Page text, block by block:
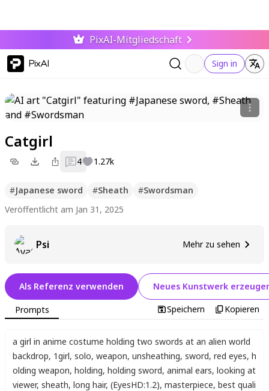
PixAI-Mitgliedschaft
PixAI Sign in
Catgirl
4 1.27k
#Japanese sword #Sheath #Swordsman
Veröffentlicht am Jan 31, 2025
Psi Mehr zu sehen
Als Referenz verwenden Neues Kunstwerk
Prompts Speichern Kopieren
a girl in anime costume holding two swords at an alien world
backdrop, 1girl, solo, weapon, unsheathing, sword, red eyes, h
olding weapon, holding, holding sword, animal ears, looking at
viewer, sheath, long hair, (EyesHD:1.2), masterpiece, best quali